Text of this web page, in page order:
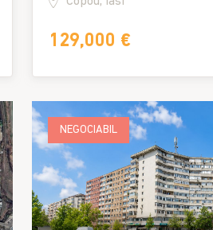
129,000 €
NEGOCIABIL